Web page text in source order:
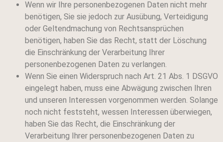
Wenn wir Ihre personenbezogenen Daten nicht mehr
benötigen, Sie sie jedoch zur Ausübung, Verteidigung
oder Geltendmachung von Rechtsansprüchen
benötigen, haben Sie das Recht, statt der Löschung
die Einschränkung der Verarbeitung Ihrer
personenbezogenen Daten zu verlangen.
Wenn Sie einen Widerspruch nach Art. 21 Abs. 1 DSGVO
eingelegt haben, muss eine Abwägung zwischen Ihren
und unseren Interessen vorgenommen werden. Solange
noch nicht feststeht, wessen Interessen überwiegen,
haben Sie das Recht, die Einschränkung der
Verarbeitung Ihrer personenbezogenen Daten zu